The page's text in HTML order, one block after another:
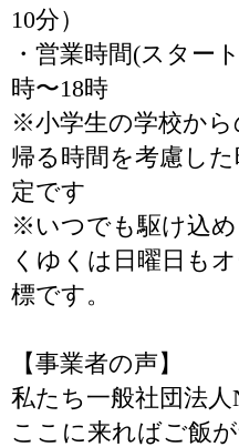
10分）
・営業時間(スター
時〜18時
※小学生の学校から
帰る時間を考慮し
定です
※いつでも駆け込
くゆくは日曜日も
標です。
【事業者の声】
私たち一般社団法人
ここに来ればご飯が